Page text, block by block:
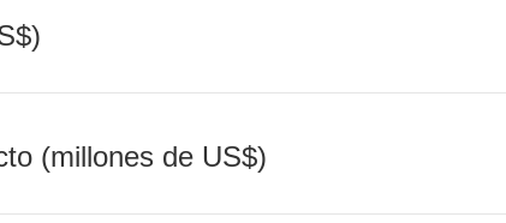
(millones de US$)